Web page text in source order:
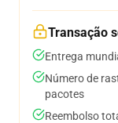
Transação
Entrega
Número de
pacotes
Reembolso